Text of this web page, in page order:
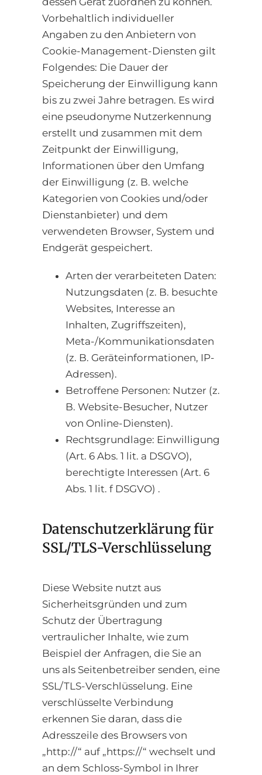
Vorbehaltlich individueller
Angaben zu den Anbietern von
Cookie-Management-Diensten gilt
Folgendes: Die Dauer der
Speicherung der Einwilligung kann
bis zu zwei Jahre betragen. Es wird
eine pseudonyme Nutzerkennung
erstellt und zusammen mit dem
Zeitpunkt der Einwilligung,
Informationen über den Umfang
der Einwilligung (z. B. welche
Kategorien von Cookies und/oder
Dienstanbieter) und dem
verwendeten Browser, System und
Endgerät gespeichert.
Arten der verarbeiteten Daten:
Nutzungsdaten (z. B. besuchte
Websites, Interesse an
Inhalten, Zugriffszeiten),
Meta-/Kommunikationsdaten
(z. B. Geräteinformationen, IP-
Adressen).
Betroffene Personen: Nutzer (z.
B. Website-Besucher, Nutzer
von Online-Diensten).
Rechtsgrundlage: Einwilligung
(Art. 6 Abs. 1 lit. a DSGVO),
berechtigte Interessen (Art. 6
Abs. 1 lit. f DSGVO) .
Datenschutzerklärung für
SSL/TLS-Verschlüsselung
Diese Website nutzt aus
Sicherheitsgründen und zum
Schutz der Übertragung
vertraulicher Inhalte, wie zum
Beispiel der Anfragen, die Sie an
uns als Seitenbetreiber senden, eine
SSL/TLS-Verschlüsselung. Eine
verschlüsselte Verbindung
erkennen Sie daran, dass die
Adresszeile des Browsers von
„http://“ auf „https://“ wechselt und
an dem Schloss-Symbol in Ihrer